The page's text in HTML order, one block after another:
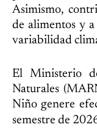
Asimismo,
de alimentos y
variabilidad
El Ministerio
Naturales
Niño genere
semestre de